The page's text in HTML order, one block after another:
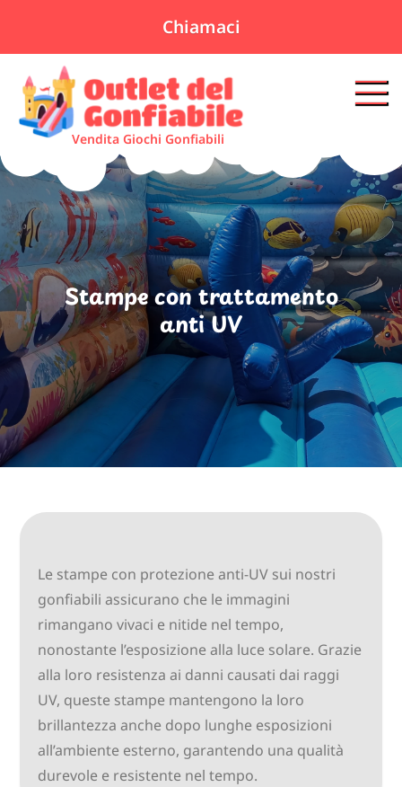
content
Vendita Giochi Gonfiabili
Stampe con trattamento
anti UV
Le stampe con protezione anti-UV sui nostri
gonfiabili assicurano che le immagini
rimangano vivaci e nitide nel tempo,
nonostante l’esposizione alla luce solare. Grazie
alla loro resistenza ai danni causati dai raggi
UV, queste stampe mantengono la loro
brillantezza anche dopo lunghe esposizioni
all’ambiente esterno, garantendo una qualità
durevole e resistente nel tempo.
Chiamaci